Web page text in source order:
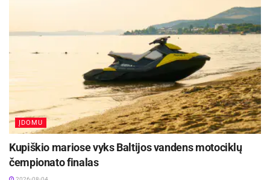
ĮDOMU
Kupiškio mariose vyks Baltijos vandens motociklų
čempionato finalas